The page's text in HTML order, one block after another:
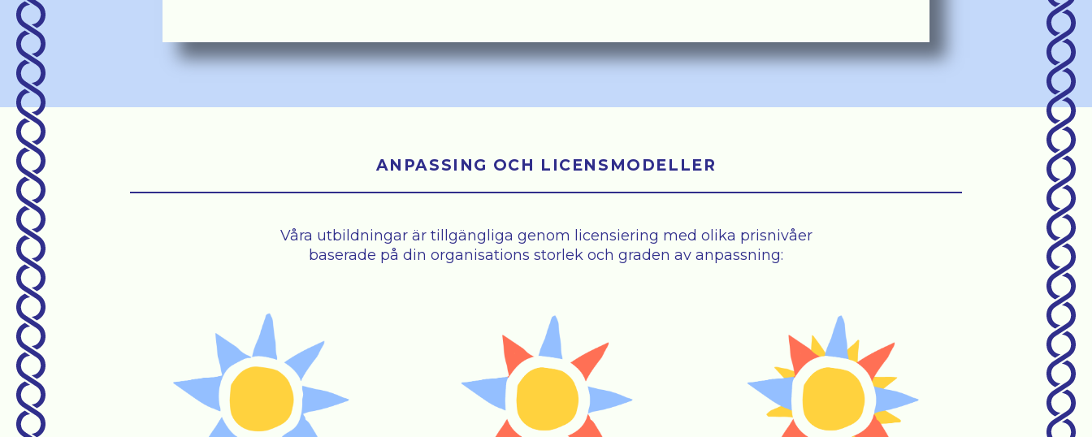
ANPASSING OCH LICENSMODELLER
Våra utbildningar är tillgängliga genom licensiering med olika prisnivåer
baserade på din organisations storlek och graden av anpassning: